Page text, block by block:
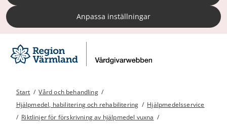
Anpassa inställningar
Start / Vård och behandling /
Hjälpmedel, habilitering och rehabilitering / Hjälpmedelsservice
/ Riktlinjer för förskrivning av hjälpmedel vuxna /